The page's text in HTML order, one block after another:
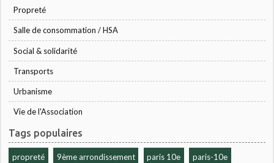
Propreté
Salle de consommation / HSA
Social & solidarité
Transports
Urbanisme
Vie de l'Association
Tags populaires
propreté 9ème arrondissement paris 10e paris-10e